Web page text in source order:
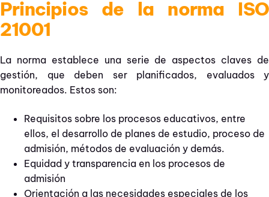
Principios de la norma ISO
21001
La norma establece una serie de aspectos claves de
gestión, que deben ser planificados, evaluados y
monitoreados. Estos son:
Requisitos sobre los procesos educativos, entre
ellos, el desarrollo de planes de estudio, proceso de
admisión, métodos de evaluación y demás.
Equidad y transparencia en los procesos de
admisión
Orientación a las necesidades especiales de los